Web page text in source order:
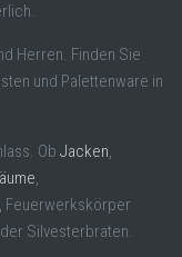
Herren. Finden Sie
und Palettenware in
Ob Jacken,
,
Feuerwerkskörper
Silvesterbraten.